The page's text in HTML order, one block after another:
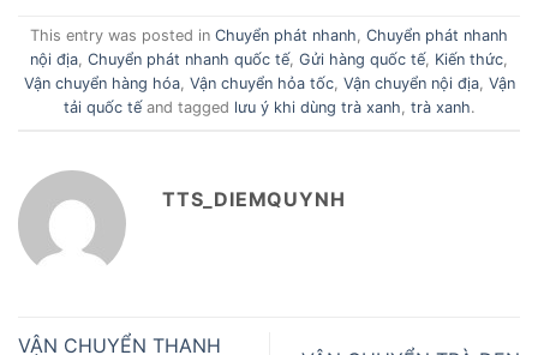
This entry was posted in Chuyển phát nhanh Chuyển phát nhanh
nội địa Chuyển phát nhanh quốc tế Gửi hàng quốc tế Kiến thức
Vận chuyển hàng hóa, Vận chuyển hỏa tốc, Vận chuyển nội địa, Vận
tải quốc tếand tagged lưu ý khi dùng trà xanh trà xanh.
TTS_DIEMQUYNH
VẬN CHUYỂN THANH